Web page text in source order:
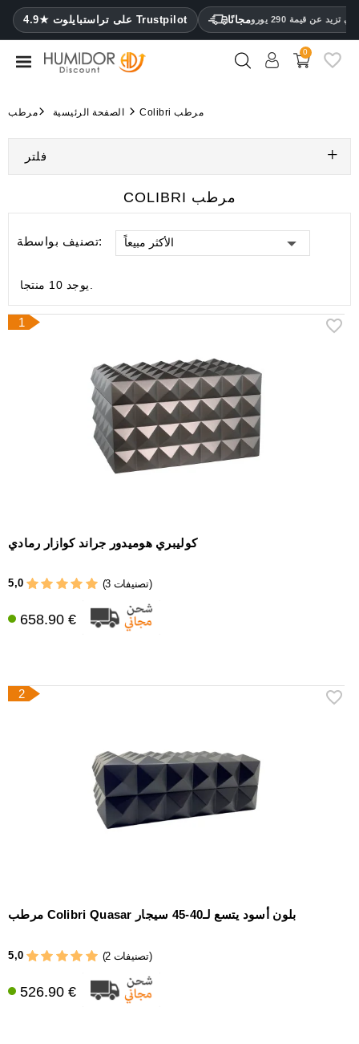
4.9★ على تراستبايلوت Trustpilot مجانًا عن قيمة 290 يورو CATEGORY
مرطب
ترطيب
محافظ
سيجار
ولاعات
مقصات
مرطبات
ومقياس
0
الصفحة الرئيسية مرطب Colibri مرطب
فلتر
COLIBRI مرطب
تصنيف بواسطة: الأكثر مبيعاً
1
كوليبري هوميدور جراند كوازار رمادي
5,0 (3 تصنيفات)
658.90 €
2
مرطب Colibri Quasar بلون أسود يتسع لـ40-45 سيجار
5,0 (2 تصنيفات)
526.90 €